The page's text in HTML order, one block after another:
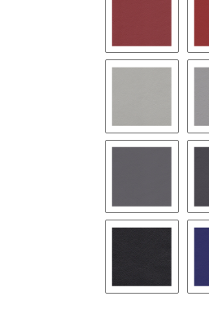
1181 -
1177 -
1153 -